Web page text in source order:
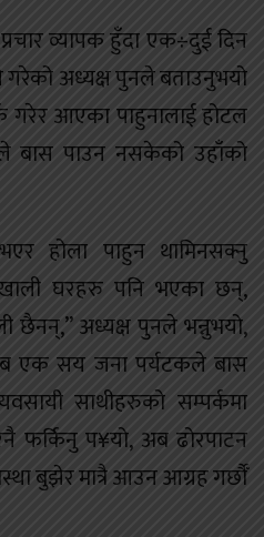
व्यापक हुँदा एक÷दुई दिन
अध्यक्ष पुनले बताउनुभयो
गरेर आएका पाहुनालाई होटल
बास पाउन नसकेको उहाँको
होला पाहुन थामिनसक्नु
घरहरु पनि भएका छन्,
छैनन्,” अध्यक्ष पुनले भन्नुभयो,
एक सय जना पर्यटकले बास
साथीहरुको सम्पर्कमा
फर्किनु प¥यो, अब ढोरपाटन
बुझेर मात्रै आउन आग्रह गर्छौँ